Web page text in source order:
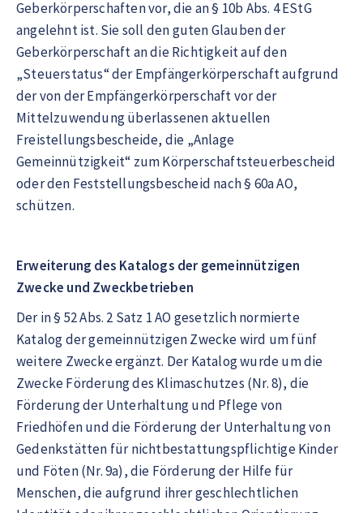
Geberkörperschaften vor, die an § 10b Abs. 4 EStG
angelehnt ist. Sie soll den guten Glauben der
Geberkörperschaft an die Richtigkeit auf den
„Steuerstatus“ der Empfängerkörperschaft aufgrund
der von der Empfängerkörperschaft vor der
Mittelzuwendung überlassenen aktuellen
Freistellungsbescheide, die „Anlage
Gemeinnützigkeit“ zum Körperschaftsteuerbescheid
oder den Feststellungsbescheid nach § 60a AO,
schützen.
Erweiterung des Katalogs der gemeinnützigen
Zwecke und Zweckbetrieben
Der in § 52 Abs. 2 Satz 1 AO gesetzlich normierte
Katalog der gemeinnützigen Zwecke wird um fünf
weitere Zwecke ergänzt. Der Katalog wurde um die
Zwecke Förderung des Klimaschutzes (Nr. 8), die
Förderung der Unterhaltung und Pflege von
Friedhöfen und die Förderung der Unterhaltung von
Gedenkstätten für nichtbestattungspflichtige Kinder
und Föten (Nr. 9a), die Förderung der Hilfe für
Menschen, die aufgrund ihrer geschlechtlichen